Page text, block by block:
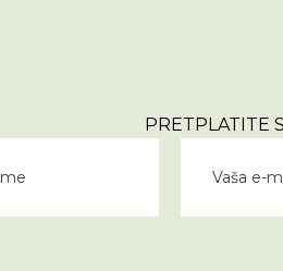
PRETPLATITE